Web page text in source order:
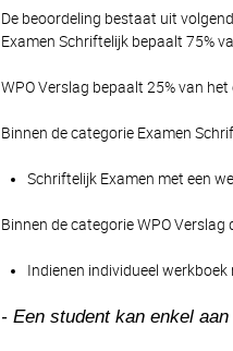
De beoordeling bestaat uit
Examen Schriftelijk bepaalt 75%
WPO Verslag bepaalt 25% van
Binnen de categorie Examen
Schriftelijk Examen met een
Binnen de categorie WPO
Indienen individueel
- Een student kan enkel